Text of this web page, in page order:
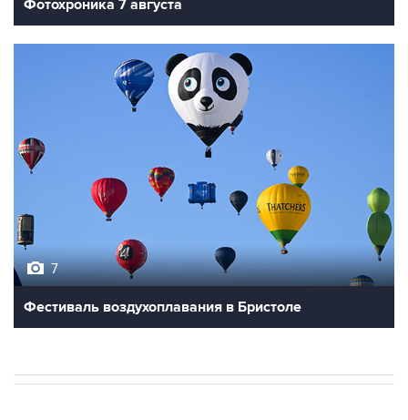
Фотохроника 7 августа
7
Фестиваль воздухоплавания в Бристоле